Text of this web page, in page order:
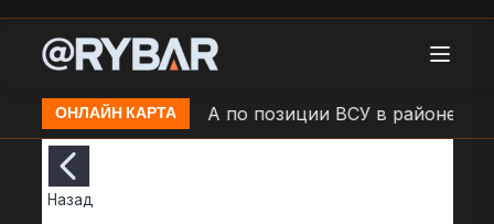
ОНЛАЙН КАРТА
Удар БЛА по позиции ВСУ в районе н.п.
Назад